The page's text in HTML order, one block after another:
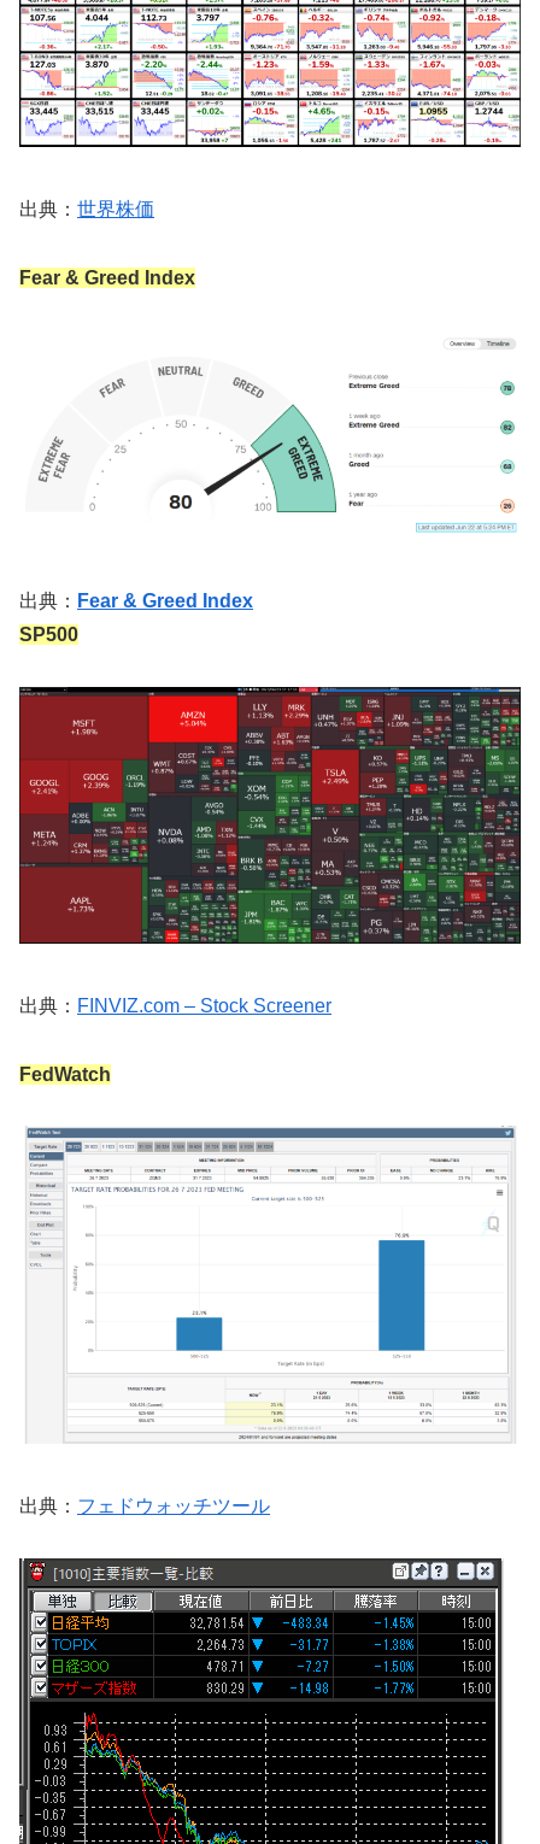
出典： 世界株価
Fear & Greed Index
出典： Fear & Greed Index
SP500
出典： FINVIZ.com – Stock Screener
FedWatch
出典： フェドウォッチツール